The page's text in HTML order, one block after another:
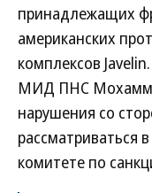
принадлежащих
американских
комплексов
МИД ПНС
нарушения со
рассматриваться
комитете по